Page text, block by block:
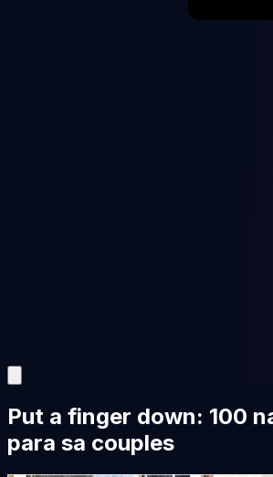
Put a finger down: 100
para sa couples